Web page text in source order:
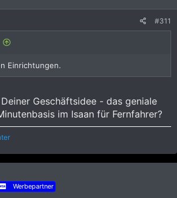
#311
Einrichtungen.
Geschäftsidee - das geniale
im Isaan für Fernfahrer?
Werbepartner